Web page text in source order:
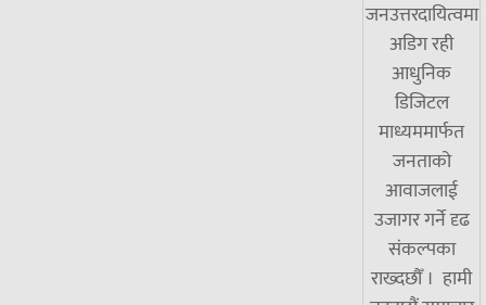
जनउत्तरदायित्वमा
अडिग रही
आधुनिक
डिजिटल
माध्यममार्फत
जनताको
आवाजलाई
उजागर गर्ने दृढ
संकल्पका
राख्दछौँ । हामी